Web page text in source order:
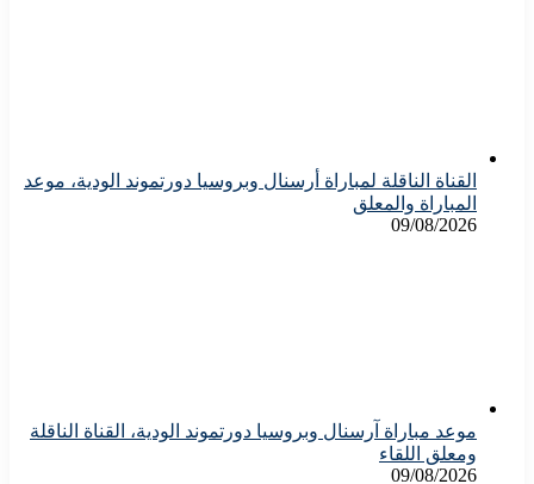
القناة الناقلة لمباراة أرسنال وبروسيا دورتموند الودية، موعد
المباراة والمعلق
09/08/2026
موعد مباراة آرسنال وبروسيا دورتموند الودية، القناة الناقلة
ومعلق اللقاء
09/08/2026